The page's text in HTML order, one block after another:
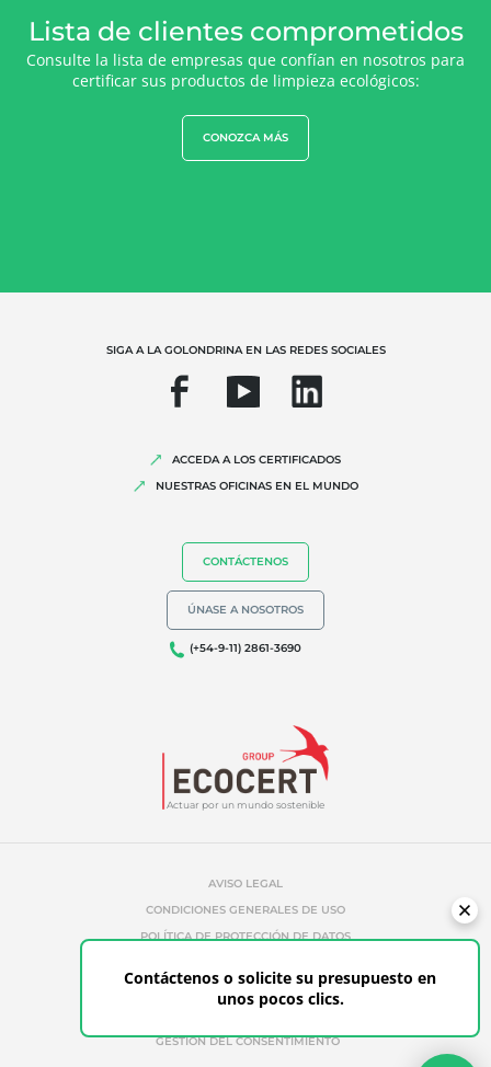
NUESTRA EXPERIENCIA
Agricultura ecológica
Lista de clientes comprometidos
Consulte la lista de empresas que confían en nosotros para
certificar sus productos de limpieza ecológicos:
CONOZCA MÁS
Actuar por un mundo sostenible
SIGA A LA GOLONDRINA EN LAS REDES SOCIALES
ACCEDA A LOS CERTIFICADOS
NUESTRAS OFICINAS EN EL MUNDO
CONTÁCTENOS
ÚNASE A NOSOTROS
(+54-9-11) 2861-3690
AVISO LEGAL
CONDICIONES GENERALES DE USO
POLÍTICA DE PROTECCIÓN DE DATOS
REFERENCIAS INDEBIDAS
GESTIÓN DEL CONSENTIMIENTO
Contáctenos o solicite su presupuesto en
unos pocos clics.